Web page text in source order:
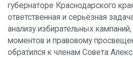
губернаторе Краснодарского
ответственная и серьёзная
анализу избирательных
моментов и правовому
обратился к членам Совета